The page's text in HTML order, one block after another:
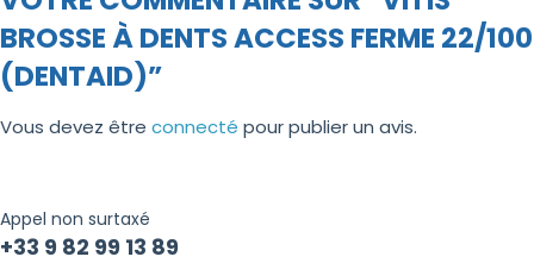
BROSSE À DENTS ACCESS FERME 22/100
(DENTAID)”
Vous devez être connecté pour publier un avis.
Appel non surtaxé
+33 9 82 99 13 89